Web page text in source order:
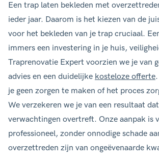
Een trap laten bekleden met
ieder jaar. Daarom is het kiezen van de
voor het bekleden van je trap cruciaal.
immers een investering in je huis,
Traprenovatie Expert voorzien we je van
advies en een duidelijke kosteloze offerte
je geen zorgen te maken of het proces
We verzekeren we je van een resultaat
verwachtingen overtreft. Onze aanpak is
professioneel, zonder onnodige schade
overzettreden zijn van ongeëvenaarde